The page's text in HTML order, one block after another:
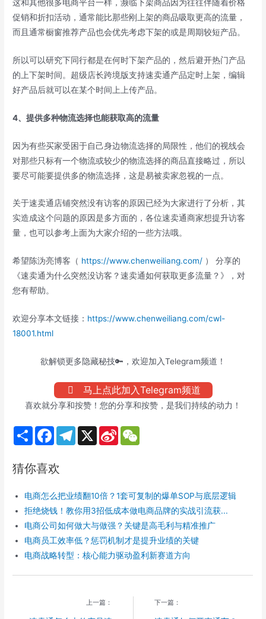
这和其他很多电商平台一样，濒临下架商品因为往往伴随着价格
促销和折扣活动，通常能比那些刚上架的商品吸取更高的流量，
而且通常橱窗推荐产品也会优先考虑下架的或是周期较短产品。
所以可以研究下同行都是在何时下架产品的，然后避开热门产品
的上下架时间。超级店长跨境版支持速卖通产品定时上架，编辑
好产品后就可以在某个时间上上传产品。
4、提供多种物流选择也能获取高的流量
因为有些买家受困于自己身边物流选择的局限性，他们的视线会
对那些只标有一个物流或较少的物流选择的商品直接略过，所以
要尽可能要提供多的物流选择，这是易被卖家忽视的一点。
关于速卖通店铺突然没有访客的原因已经为大家进行了分析，其
实造成这个问题的原因是多方面的，各位速卖通商家想提升访客
量，也可以参考上面为大家介绍的一些方法哦。
希望陈沩亮博客（ https://www.chenweiliang.com/ ） 分享的
《速卖通为什么突然没访客？速卖通如何获取更多流量？》，对
您有帮助。
欢迎分享本文链接： https://www.chenweiliang.com/cwl-
18001.html
欲解锁更多隐藏秘技🔑，欢迎加入Telegram频道！
马上点此加入Telegram频道
喜欢就分享和按赞！您的分享和按赞，是我们持续的动力！
S
h
e
F
b
k
T
m
X
S
b
o
猜你喜欢
电商怎么把业绩翻10倍？1套可复制的爆单SOP与底层逻辑
拒绝烧钱！教你用3招低成本做电商品牌的实战引流获...
电商公司如何做大与做强？关键是高毛利与精准推广
电商员工效率低？惩罚机制才是提升业绩的关键
电商战略转型：核心能力驱动盈利新赛道方向
上一篇： 下一篇：